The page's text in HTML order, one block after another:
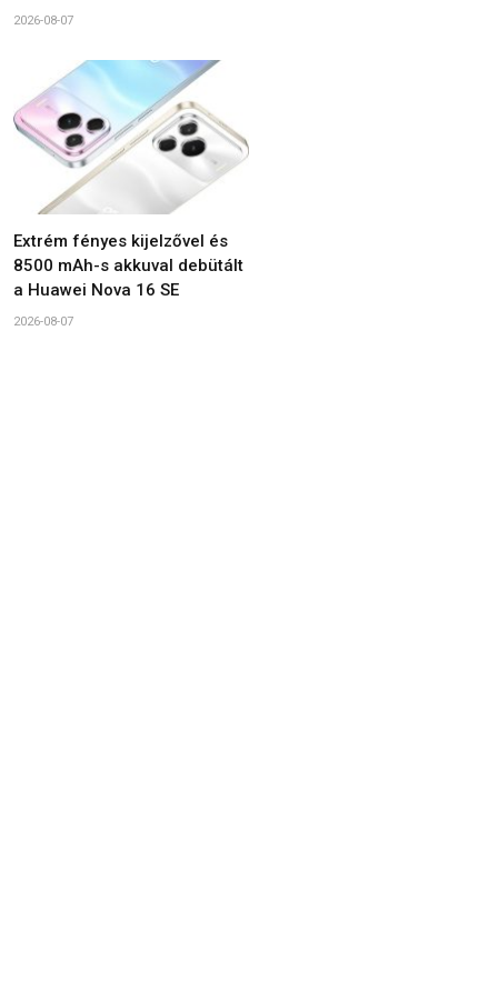
2026-08-07
Extrém fényes kijelzővel és
8500 mAh-s akkuval debütált
a Huawei Nova 16 SE
2026-08-07